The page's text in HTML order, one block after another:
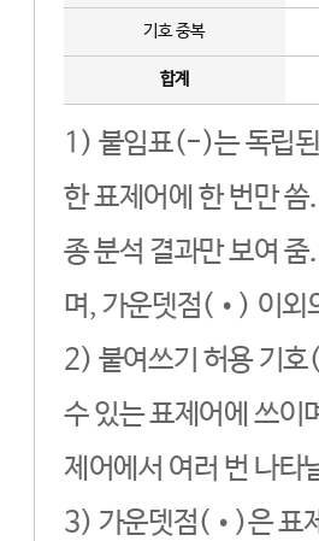
기호 중복
합계
1) 붙임표(-)는 독립된
한 표제어에 한 번만
종 분석 결과만 보여
며, 가운뎃점(•) 이외
2) 붙여쓰기 허용 기호
수 있는 표제어에 쓰이
제어에서 여러 번 나타
3) 가운뎃점(•)은 표